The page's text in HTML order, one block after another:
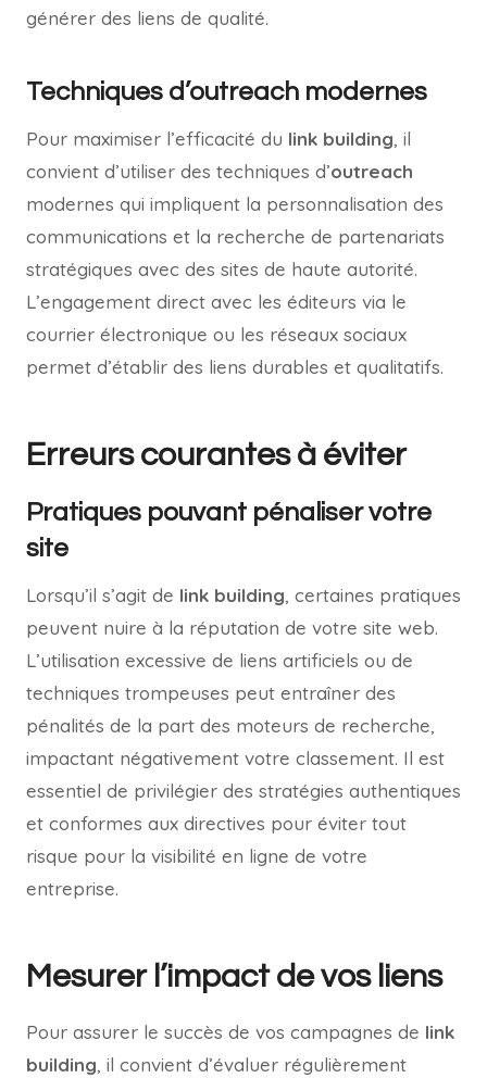
générer des liens de qualité.
Techniques d’outreach modernes
Pour maximiser l’efficacité du link building, il
convient d’utiliser des techniques d’outreach
modernes qui impliquent la personnalisation des
communications et la recherche de partenariats
stratégiques avec des sites de haute autorité.
L’engagement direct avec les éditeurs via le
courrier électronique ou les réseaux sociaux
permet d’établir des liens durables et qualitatifs.
Erreurs courantes à éviter
Pratiques pouvant pénaliser votre
site
Lorsqu’il s’agit de link building, certaines pratiques
peuvent nuire à la réputation de votre site web.
L’utilisation excessive de liens artificiels ou de
techniques trompeuses peut entraîner des
pénalités de la part des moteurs de recherche,
impactant négativement votre classement. Il est
essentiel de privilégier des stratégies authentiques
et conformes aux directives pour éviter tout
risque pour la visibilité en ligne de votre
entreprise.
Mesurer l’impact de vos liens
Pour assurer le succès de vos campagnes de link
building, il convient d’évaluer régulièrement